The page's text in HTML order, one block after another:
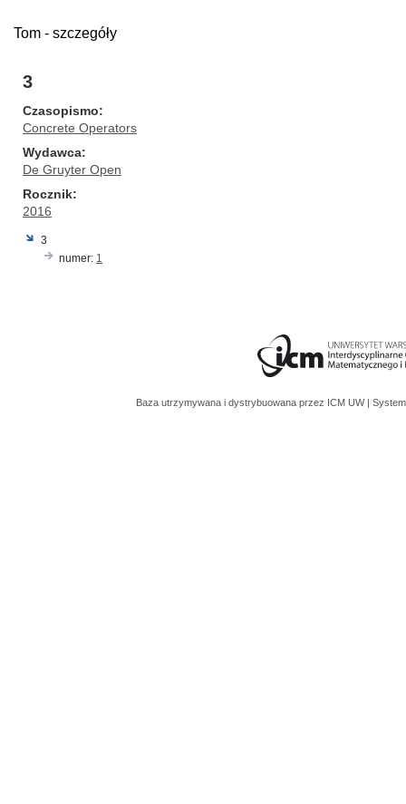
Tom - szczegóły
3
Czasopismo
Concrete Operators
Wydawca
De Gruyter Open
Rocznik
2016
3
numer: 1
Baza utrzymywana i dystrybuowana przez ICM UW |